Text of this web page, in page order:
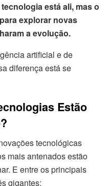
está ali, mas o
explorar novas
a evolução.
artificial e de
diferença está se
Estão
tecnológicas
mais antenados estão
E entre os principais
gigantes: